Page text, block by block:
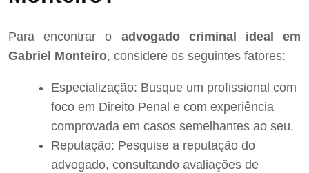
Para encontrar o advogado criminal ideal em
Gabriel Monteiro, considere os seguintes fatores:
Especialização: Busque um profissional com
foco em Direito Penal e com experiência
comprovada em casos semelhantes ao seu.
Reputação: Pesquise a reputação do
advogado, consultando avaliações de